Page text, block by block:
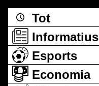
Tot
Informatius
Esports
Economia